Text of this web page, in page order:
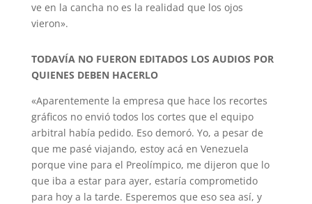
ve en la cancha no es la realidad que los ojos
vieron».
TODAVÍA NO FUERON EDITADOS LOS AUDIOS POR
QUIENES DEBEN HACERLO
«Aparentemente la empresa que hace los recortes
gráficos no envió todos los cortes que el equipo
arbitral había pedido. Eso demoró. Yo, a pesar de
que me pasé viajando, estoy acá en Venezuela
porque vine para el Preolímpico, me dijeron que lo
que iba a estar para ayer, estaría comprometido
para hoy a la tarde. Esperemos que eso sea así, y